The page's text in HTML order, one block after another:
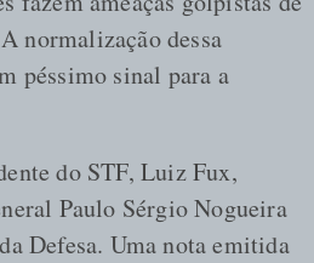
normalização dessa
péssimo sinal para a
do STF, Luiz Fux,
Paulo Sérgio Nogueira
Defesa. Uma nota emitida